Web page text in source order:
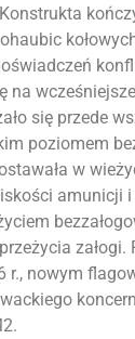
na
się przede
poziomem
w
amunicji i
załogi.
r., nowym